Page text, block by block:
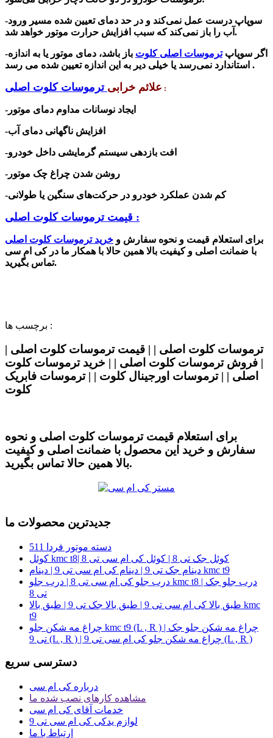
-سوپاپ درست عمل نمی‌کند و در حد دمای تعیین شده مسیر ورود
آب را باز نمی‌کند که سبب افزایش حرارت موتور خواهد شد.
-اگر سوپاپترموسات اصلی کلوت باز باشد، دمای موتور یا به اندازه
استاندارد نمی‌رسد یا خیلی دیر به این اندازه تعیین شده می رسد .
علائم خرابی ترموسات کلوت اصلی :
-ایجاد نوسانات مداوم دمای موتور
-افزایش ناگهانی دمای آب
-افت بازدهی سیستم گرمایشی داخل خودرو
-روشن شدن چراغ چک موتور
-کم شدن عملکرد خودرو در حرکت‌های سنگین یا طولانی
قیمت ترموسات کلوت اصلی :
برای استعلام قیمت و نحوه سفارش و خریدترموسات کلوت اصلی
با ضمانت اصلی و کیفیت بالا همین حالا با همکار ما در کی ام سی
تماس بگیرید.
برچسب ها :
ترموسات کلوت اصلی | | قیمت ترموسات کلوت اصلی |
| فروش ترموسات کلوت اصلی | | خرید ترموسات کلوت
اصلی | | ترموسات اورجینال کلوت | | ترموسات فابریک
کلوت
برای استعلام قیمت ترموسات کلوت اصلی و نحوه
سفارش و خرید این محصول با ضمانت اصلی و کیفیت
بالا همین حالا تماس بگیرید.
جدیدترین محصولات ما
دسته موتور فردا 511
کوئل kmc t8| کوئل جک تی 8 | کوئل کی ام سی تی 8
دینام جک تی 9 | دینام کی ام سی تی 9 | دینام kmc t9
درب جلو کی ام سی تی 8 | درب جلو kmc t8 | درب جلو جک
تی 8
طبق بالا کی ام سی تی 9 | طبق بالا جک تی 9 | طبق بالا kmc
t9
چراغ مه شکن جلو kmc t9 (L , R ) | چراغ مه شکن جلو جک
تی 9 (L , R ) | چراغ مه شکن جلو کی ام سی تی 9 (L , R )
دسترسی سریع
درباره کی ام سی
مشاهده کارهای نصب شده ما
خدمات آقای کی ام سی
لوازم یدکی کی ام سی تی 9
ارتباط با ما